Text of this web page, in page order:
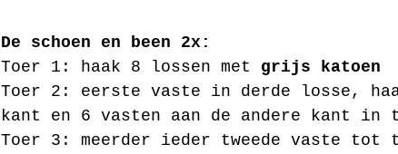
De schoen en been 2x:
Toer 1: haak 8 lossen met grijs katoen
Toer 2: eerste vaste in derde losse,
kant en 6 vasten aan de andere kant in
Toer 3: meerder ieder tweede vaste tot